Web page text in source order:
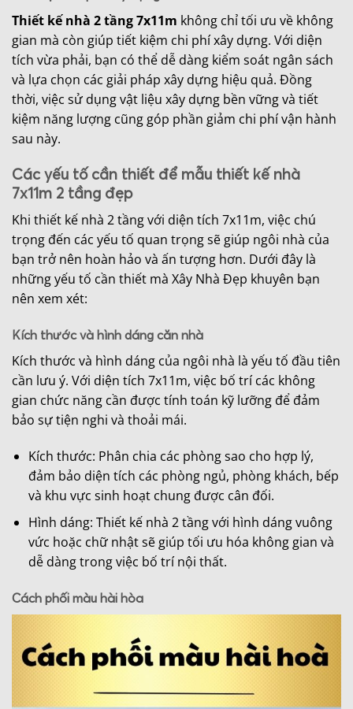
Thiết kế nhà 2 tầng 7x11m không chỉ tối ưu về không
gian mà còn giúp tiết kiệm chi phí xây dựng. Với diện
tích vừa phải, bạn có thể dễ dàng kiểm soát ngân sách
và lựa chọn các giải pháp xây dựng hiệu quả. Đồng
thời, việc sử dụng vật liệu xây dựng bền vững và tiết
kiệm năng lượng cũng góp phần giảm chi phí vận hành
sau này.
Các yếu tố cần thiết để mẫu thiết kế nhà
7x11m 2 tầng đẹp
Khi thiết kế nhà 2 tầng với diện tích 7x11m, việc chú
trọng đến các yếu tố quan trọng sẽ giúp ngôi nhà của
bạn trở nên hoàn hảo và ấn tượng hơn. Dưới đây là
những yếu tố cần thiết mà Xây Nhà Đẹp khuyên bạn
nên xem xét:
Kích thước và hình dáng căn nhà
Kích thước và hình dáng của ngôi nhà là yếu tố đầu tiên
cần lưu ý. Với diện tích 7x11m, việc bố trí các không
gian chức năng cần được tính toán kỹ lưỡng để đảm
bảo sự tiện nghi và thoải mái.
Kích thước: Phân chia các phòng sao cho hợp lý,
đảm bảo diện tích các phòng ngủ, phòng khách, bếp
và khu vực sinh hoạt chung được cân đối.
Hình dáng: Thiết kế nhà 2 tầng với hình dáng vuông
vức hoặc chữ nhật sẽ giúp tối ưu hóa không gian và
dễ dàng trong việc bố trí nội thất.
Cách phối màu hài hòa